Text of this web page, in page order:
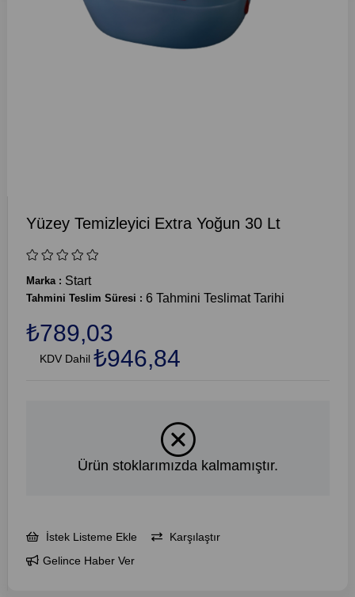
Yüzey Temizleyici Extra Yoğun 30 Lt
Marka : Start
Tahmini Teslim Süresi : 6 Tahmini Teslimat Tarihi
₺789,03
KDV Dahil ₺946,84
Ürün stoklarımızda kalmamıştır.
İstek Listeme Ekle
Karşılaştır
Gelince Haber Ver